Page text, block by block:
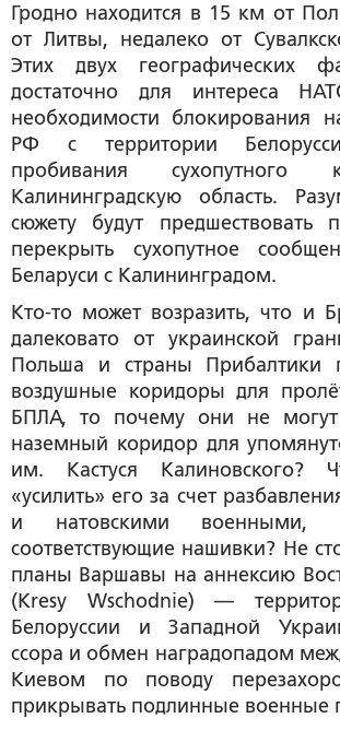
Гродно находится в 15 км от
от Литвы, недалеко от
Этих двух географических
достаточно для интереса
необходимости блокирования
РФ с территории
пробивания сухопутного
Калининградскую область.
сюжету будут предшествовать
перекрыть сухопутное
Беларуси с Калининградом.
Кто-то может возразить, что и
далековато от украинской
Польша и страны Прибалтики
воздушные коридоры для
БПЛА, то почему они не могут
наземный коридор для
им. Кастуся Калиновского?
«усилить» его за счет
и натовскими военными,
соответствующие нашивки? Не
планы Варшавы на аннексию
(Kresy Wschodnie) —
Белоруссии и Западной
ссора и обмен наградопадом
Киевом по поводу
прикрывать подлинные военные